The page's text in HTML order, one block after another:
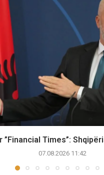
”Financial Times”:
07.08.2026 11:42